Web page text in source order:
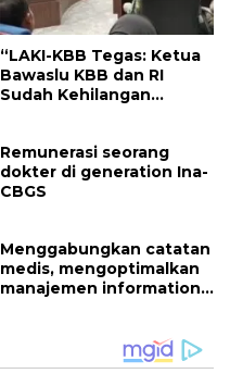
“LAKI-KBB Tegas: Ketua
Bawaslu KBB dan RI
Sudah Kehilangan
Remunerasi seorang
dokter di generation Ina-
CBGS
Menggabungkan catatan
medis, mengoptimalkan
manajemen information